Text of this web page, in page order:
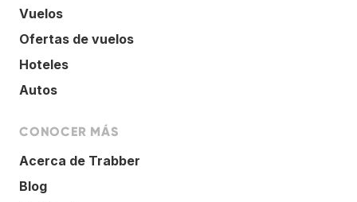
Vuelos
Ofertas de vuelos
Hoteles
Autos
CONOCER MÁS
Acerca de Trabber
Blog